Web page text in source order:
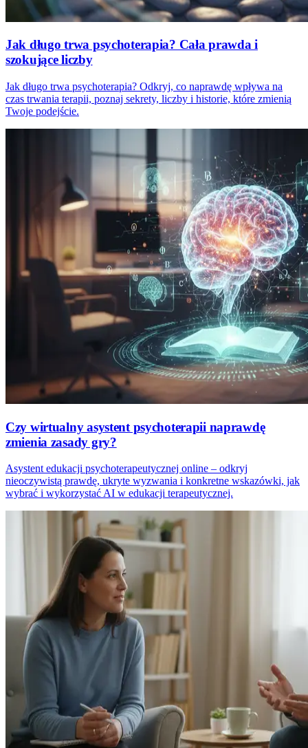
Jak długo trwa psychoterapia? Cała prawda i
szokujące liczby
Jak długo trwa psychoterapia? Odkryj, co naprawdę wpływa na
czas trwania terapii, poznaj sekrety, liczby i historie, które zmienią
Twoje podejście.
Czy wirtualny asystent psychoterapii naprawdę
zmienia zasady gry?
Asystent edukacji psychoterapeutycznej online – odkryj
nieoczywistą prawdę, ukryte wyzwania i konkretne wskazówki, jak
wybrać i wykorzystać AI w edukacji terapeutycznej.